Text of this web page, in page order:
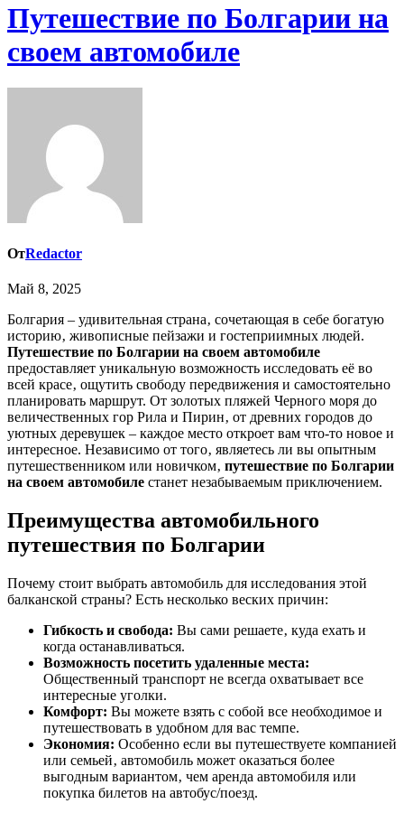
Путешествие по Болгарии на
своем автомобиле
ОтRedactor
Май 8, 2025
Болгария – удивительная страна‚ сочетающая в себе богатую
историю‚ живописные пейзажи и гостеприимных людей.
Путешествие по Болгарии на своем автомобиле
предоставляет уникальную возможность исследовать её во
всей красе‚ ощутить свободу передвижения и самостоятельно
планировать маршрут. От золотых пляжей Черного моря до
величественных гор Рила и Пирин‚ от древних городов до
уютных деревушек – каждое место откроет вам что-то новое и
интересное. Независимо от того‚ являетесь ли вы опытным
путешественником или новичком‚ путешествие по Болгарии
на своем автомобиле станет незабываемым приключением.
Преимущества автомобильного
путешествия по Болгарии
Почему стоит выбрать автомобиль для исследования этой
балканской страны? Есть несколько веских причин:
Гибкость и свобода: Вы сами решаете‚ куда ехать и
когда останавливаться.
Возможность посетить удаленные места:
Общественный транспорт не всегда охватывает все
интересные уголки.
Комфорт: Вы можете взять с собой все необходимое и
путешествовать в удобном для вас темпе.
Экономия: Особенно если вы путешествуете компанией
или семьей‚ автомобиль может оказаться более
выгодным вариантом‚ чем аренда автомобиля или
покупка билетов на автобус/поезд.